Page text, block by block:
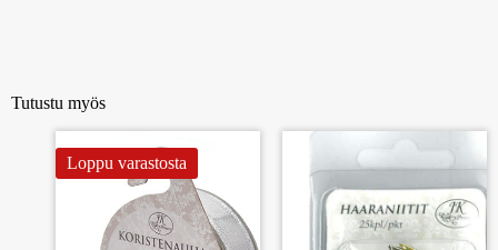
Tutustu myös
Loppu varastosta